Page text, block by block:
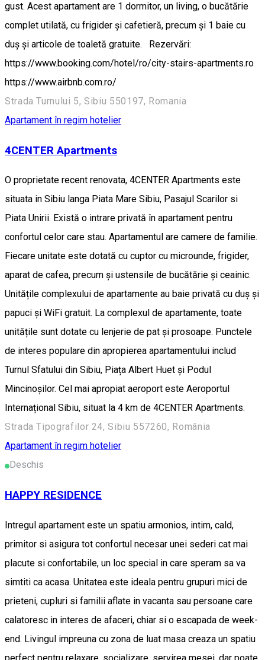
gust. Acest apartament are 1 dormitor, un living, o bucătărie
complet utilată, cu frigider și cafetieră, precum și 1 baie cu
duș și articole de toaletă gratuite. Rezervări:
https://www.booking.com/hotel/ro/city-stairs-apartments.ro
https://www.airbnb.com.ro/
Strada Turnului 5, Sibiu 550197, Romania
Apartament în regim hotelier
4CENTER Apartments
O proprietate recent renovata, 4CENTER Apartments este
situata in Sibiu langa Piata Mare Sibiu, Pasajul Scarilor si
Piata Unirii. Există o intrare privată în apartament pentru
confortul celor care stau. Apartamentul are camere de familie.
Fiecare unitate este dotată cu cuptor cu microunde, frigider,
aparat de cafea, precum și ustensile de bucătărie și ceainic.
Unitățile complexului de apartamente au baie privată cu duș și
papuci și WiFi gratuit. La complexul de apartamente, toate
unitățile sunt dotate cu lenjerie de pat și prosoape. Punctele
de interes populare din apropierea apartamentului includ
Turnul Sfatului din Sibiu, Piața Albert Huet și Podul
Mincinoșilor. Cel mai apropiat aeroport este Aeroportul
Internațional Sibiu, situat la 4 km de 4CENTER Apartments.
Strada Tipografilor 24, Sibiu 557260, România
Apartament în regim hotelier
Deschis
HAPPY RESIDENCE
Intregul apartament este un spatiu armonios, intim, cald,
primitor si asigura tot confortul necesar unei sederi cat mai
placute si confortabile, un loc special in care speram sa va
simtiti ca acasa. Unitatea este ideala pentru grupuri mici de
prieteni, cupluri si familii aflate in vacanta sau persoane care
calatoresc in interes de afaceri, chiar si o escapada de week-
end. Livingul impreuna cu zona de luat masa creaza un spatiu